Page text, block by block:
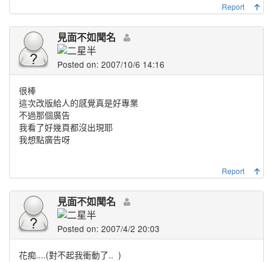
Report
見面不如聞名
Posted on: 2007/10/6 14:16
很棒
這次改版給人的感覺真是好專業
不過那個廣告
我看了好幾頁都沒出現耶
我想點廣告呀
Report
見面不如聞名
Posted on: 2007/4/2 20:03
花痴....(對不起我衝動了.. )